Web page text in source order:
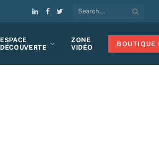
LinkedIn
Facebook
Twitter
ESPACE
DÉCOUVERTE
ZONE
VIDÉO
BOUTIQUE